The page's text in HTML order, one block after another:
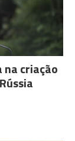
na criação